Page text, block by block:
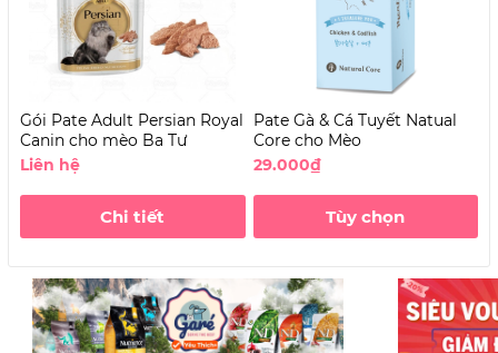
Gói Pate Adult Persian Royal
Canin cho mèo Ba Tư
Liên hệ
Chi tiết
Pate Gà & Cá Tuyết Natual
Core cho Mèo
29.000₫
Tùy chọn